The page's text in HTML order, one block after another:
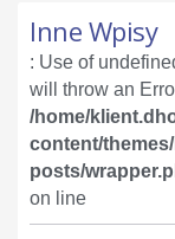
Inne Wpisy
: Use of
will throw an
/home/
content/
posts/
on line